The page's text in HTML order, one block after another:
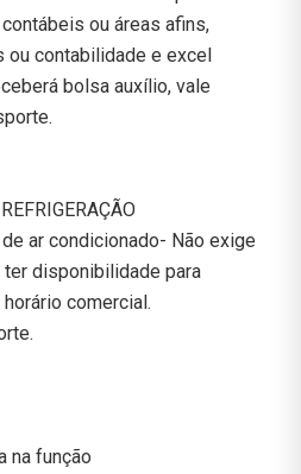
ou áreas afins,
ou contabilidade e excel
bolsa auxílio, vale
ar condicionado- Não exige
disponibilidade para
horário comercial.
na função